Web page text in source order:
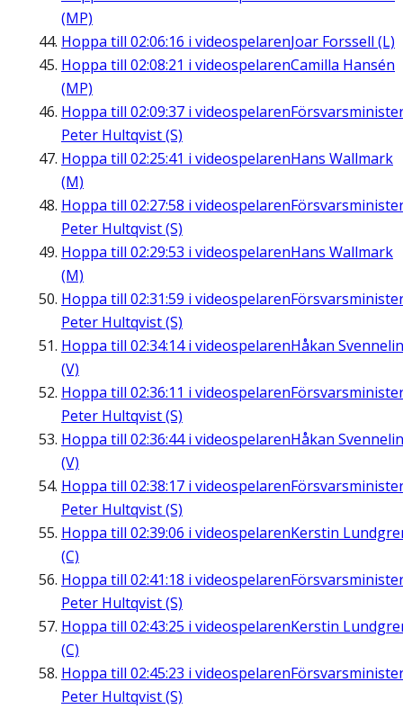
(MP)
Hoppa till 02:06:16 i videospelarenJoar Forssell (L)
Hoppa till 02:08:21 i videospelarenCamilla Hansén
(MP)
Hoppa till 02:09:37 i videospelaren
Peter Hultqvist (S)
Hoppa till 02:25:41 i videospelarenHans Wallmark
(M)
Hoppa till 02:27:58 i videospelaren
Peter Hultqvist (S)
Hoppa till 02:29:53 i videospelarenHans Wallmark
(M)
Hoppa till 02:31:59 i videospelaren
Peter Hultqvist (S)
Hoppa till 02:34:14i videospelarenHåkan
(V)
Hoppa till 02:36:11 i videospelaren
Peter Hultqvist (S)
Hoppa till 02:36:44i videospelarenHåkan
(V)
Hoppa till 02:38:17 i videospelaren
Peter Hultqvist (S)
Hoppa till 02:39:06 i videospelarenKerstin
(C)
Hoppa till 02:41:18 i videospelaren
Peter Hultqvist (S)
Hoppa till 02:43:25 i videospelarenKerstin
(C)
Hoppa till 02:45:23 i videospelaren
Peter Hultqvist (S)